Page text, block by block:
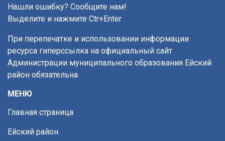
Нашли ошибку? Сообщите нам!
Выделите и нажмите Ctr+Enter
При перепечатке и использовании информации
ресурса гиперссылка на официальный сайт
Администрации муниципального образования Ейский
район обязательна
МЕНЮ
Главная страница
Ейский район